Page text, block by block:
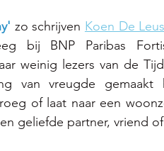
zo schrijven Koen De Leus
bij BNP Paribas
weinig lezers van de
van vreugde
of laat naar een
geliefde partner, vriend